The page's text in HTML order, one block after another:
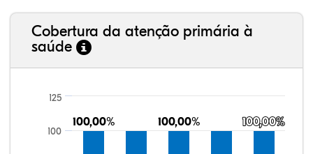
Cobertura da atenção primária à
saúde
100,00%
100,00% 100,00%
100,00% 100,00%
100,00%
100
125